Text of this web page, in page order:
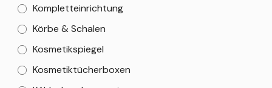
Kompletteinrichtung
Körbe & Schalen
Kosmetikspiegel
Kosmetiktücherboxen